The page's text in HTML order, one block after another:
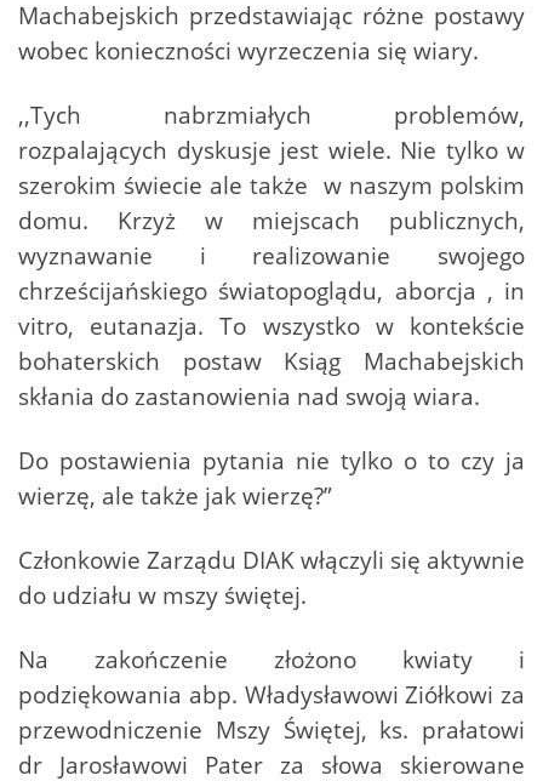
Machabejskich przedstawiając różne postawy
wobec konieczności wyrzeczenia się wiary.
,,Tych nabrzmiałych problemów,
rozpalających dyskusje jest wiele. Nie tylko w
szerokim świecie ale także w naszym polskim
domu. Krzyż w miejscach publicznych,
wyznawanie i realizowanie swojego
chrześcijańskiego światopoglądu, aborcja , in
vitro, eutanazja. To wszystko w kontekście
bohaterskich postaw Ksiąg Machabejskich
skłania do zastanowienia nad swoją wiara.
Do postawienia pytania nie tylko o to czy ja
wierzę, ale także jak wierzę?”
Członkowie Zarządu DIAK włączyli się aktywnie
do udziału w mszy świętej.
Na zakończenie złożono kwiaty i
podziękowania abp. Władysławowi Ziółkowi za
przewodniczenie Mszy Świętej, ks. prałatowi
dr Jarosławowi Pater za słowa skierowane